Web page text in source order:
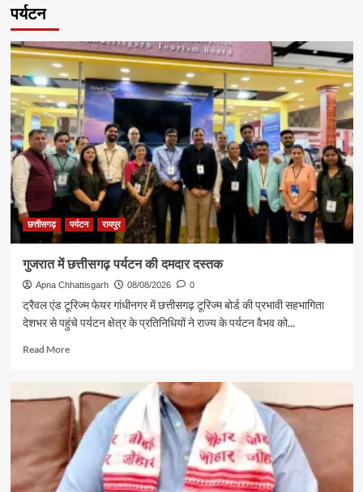
पर्यटन
छत्तीसगढ़ पर्यटन रायपुर
गुजरात में छत्तीसगढ़ पर्यटन की दमदार दस्तक
Apna Chhattisgarh 08/08/2026 0
ट्रैवल एंड टूरिज्म फेयर गांधीनगर में छत्तीसगढ़ टूरिज्म बोर्ड की प्रभावी सहभागिता
देशभर से पहुंचे पर्यटन क्षेत्र के प्रतिनिधियों ने राज्य के पर्यटन वैभव को...
Read MoreRead
गुजरात
में
छत्तीसगढ़
पर्यटन
की
दमदार
दस्तक